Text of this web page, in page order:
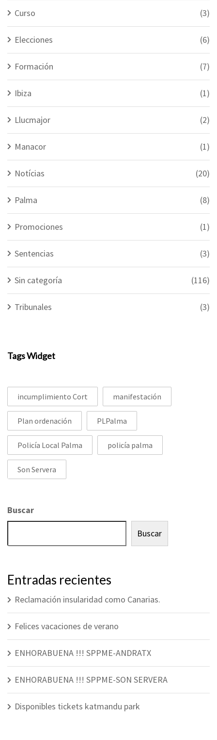
Curso (3)
Elecciones (6)
Formación (7)
Ibiza (1)
Llucmajor (2)
Manacor (1)
Notícias (20)
Palma (8)
Promociones (1)
Sentencias (3)
Sin categoría (116)
Tribunales (3)
Tags Widget
incumplimiento Cort manifestación
Plan ordenación PLPalma
Policía Local Palma policía palma
Son Servera
Buscar
Buscar
Entradas recientes
Reclamación insularidad como Canarias.
Felices vacaciones de verano
ENHORABUENA !!! SPPME-ANDRATX
ENHORABUENA !!! SPPME-SON SERVERA
Disponibles tickets katmandu park